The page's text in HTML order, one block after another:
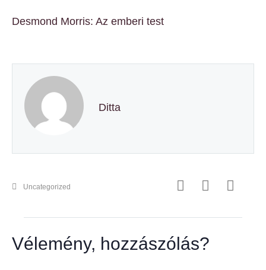
Desmond Morris: Az emberi test
Ditta
Uncategorized
Vélemény, hozzászólás?